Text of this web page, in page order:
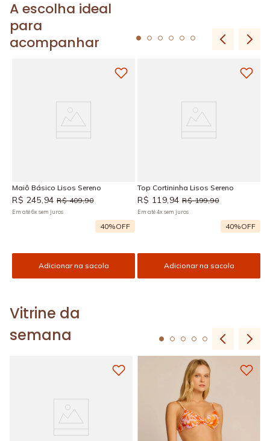
A escolha ideal
para
acompanhar
Maiô Básico Lisos Sereno
R$ 245,94 R$ 409,90
Em até6xsem juros
40%OFF
Adicionar na sacola
Top Cortininha Lisos Sereno
R$ 119,94 R$ 199,90
Em até4xsem juros
40%OFF
Adicionar na sacola
Vitrine da
semana